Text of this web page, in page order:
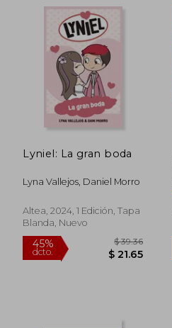
dcto. $ 22.92
Lyniel: La gran boda
Lyna Vallejos, Daniel Morro
Altea, 2024, 1 Edición, Tapa
Blanda, Nuevo